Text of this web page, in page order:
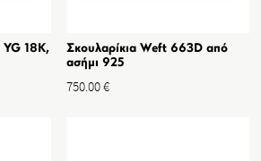
18K,
Σκουλαρίκια Weft 663D από
ασήμι 925
750.00€